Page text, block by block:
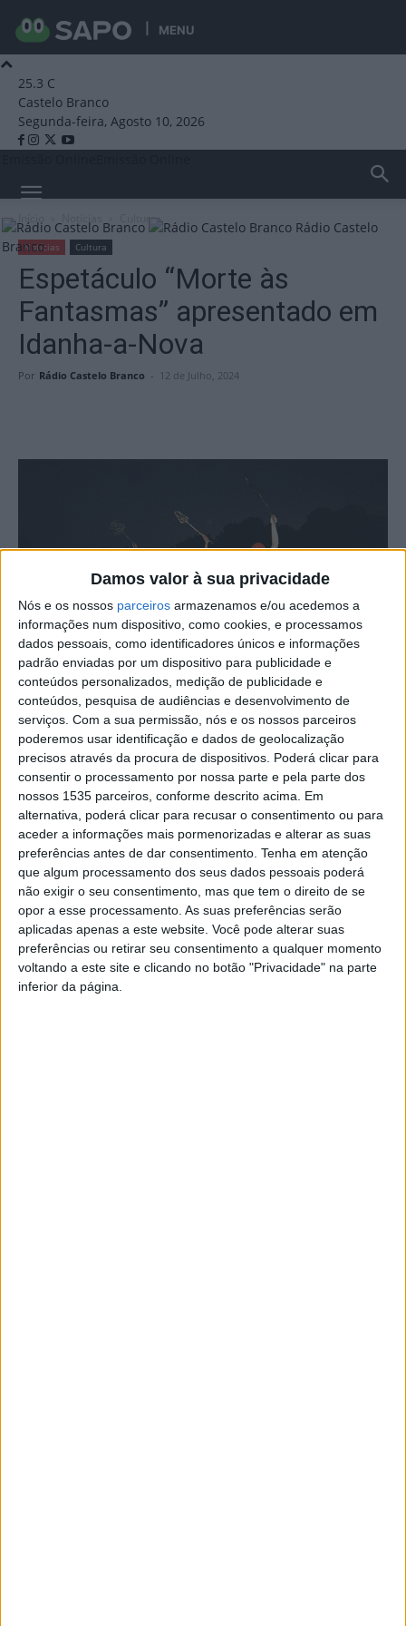
MENU
Damos valor à sua privacidade
Nós e os nossos parceiros armazenamos e/ou acedemos a
informações num dispositivo, como cookies, e processamos
dados pessoais, como identificadores únicos e informações
padrão enviadas por um dispositivo para publicidade e
conteúdos personalizados, medição de publicidade e
conteúdos, pesquisa de audiências e desenvolvimento de
serviços. Com a sua permissão, nós e os nossos parceiros
poderemos usar identificação e dados de geolocalização
precisos através da procura de dispositivos. Poderá clicar para
consentir o processamento por nossa parte e pela parte dos
nossos 1535 parceiros, conforme descrito acima. Em
alternativa, poderá clicar para recusar o consentimento ou para
aceder a informações mais pormenorizadas e alterar as suas
preferências antes de dar consentimento. Tenha em atenção
que algum processamento dos seus dados pessoais poderá
não exigir o seu consentimento, mas que tem o direito de se
opor a esse processamento. As suas preferências serão
aplicadas apenas a este website. Você pode alterar suas
preferências ou retirar seu consentimento a qualquer momento
voltando a este site e clicando no botão "Privacidade" na parte
inferior da página.
25.3 C
Castelo Branco
Segunda-feira, Agosto 10, 2026
Rádio Castelo
Branco
Cultura
Notícias Cultura
Espetáculo “Morte às
Fantasmas” apresentado em
Idanha-a-Nova
Por Rádio Castelo Branco - 12 de Julho, 2024
Este sábado, 13 de julho, às 20h, no Teatro Estúdio São
Veiga, em Idanha-a-Nova, será apresentado o espetáculo
“Morte às Fantasmas”, uma criação de Roxana Ionesco.
Este projeto é criado a partir de uma tradição existente
no património cultural romeno – a lavagem das carpetes.
É um baile de fantasmas, mas um baile onde os
fantasmas dançam slows na tentativa de celebrar o
encontro corpo com corpo. Esta é uma procura
incessante pela conexão possível neste mundo sempre
em movimento. Dar a mão enquanto se dança e isso ser
mais que o suficiente. Não se tocar, para encontrar uma
outra intimidade. Criar um lugar onde seja possível